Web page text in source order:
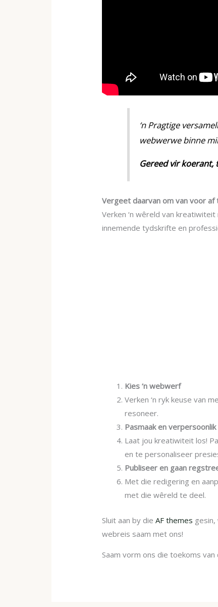
‘n Pragtige
webwerwe binne
Gereed vir koerant,
Vergeet daarvan om van voor af
Verken ‘n wêreld van
innemende tydskrifte en
Kies ‘n webwerf
Verken ‘n ryk keuse van
resoneer.
Pasmaak en verpersoonlik
Laat jou kreatiwiteit los!
en te personaliseer
Publiseer en gaan
Met die redigering en
met die wêreld te deel.
Sluit aan by dieAF themes
webreis saam met ons!
Saam vorm ons die toekoms van